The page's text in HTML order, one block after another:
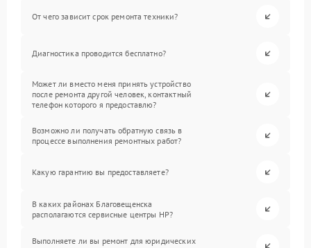
От чего зависит срок ремонта техники?
Диагностика проводится бесплатно?
Может ли вместо меня принять устройство
после ремонта другой человек, контактный
телефон которого я предоставлю?
Возможно ли получать обратную связь в
процессе выполнения ремонтных работ?
Какую гарантию вы предоставляете?
В каких районах Благовещенска
располагаются сервисные центры HP?
Выполняете ли вы ремонт для юридических